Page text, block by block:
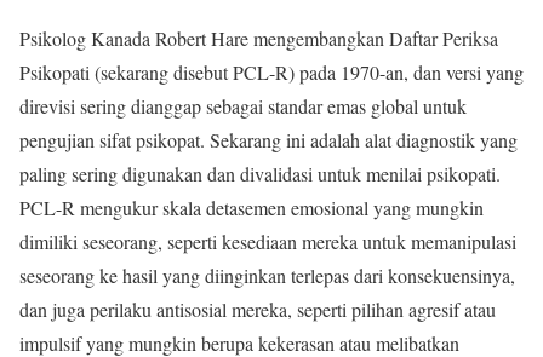
Psikolog Kanada Robert Hare mengembangkan Daftar Periksa
Psikopati (sekarang disebut PCL-R) pada 1970-an, dan versi yang
direvisi sering dianggap sebagai standar emas global untuk
pengujian sifat psikopat. Sekarang ini adalah alat diagnostik yang
paling sering digunakan dan divalidasi untuk menilai psikopati.
PCL-R mengukur skala detasemen emosional yang mungkin
dimiliki seseorang, seperti kesediaan mereka untuk memanipulasi
seseorang ke hasil yang diinginkan terlepas dari konsekuensinya,
dan juga perilaku antisosial mereka, seperti pilihan agresif atau
impulsif yang mungkin berupa kekerasan atau melibatkan